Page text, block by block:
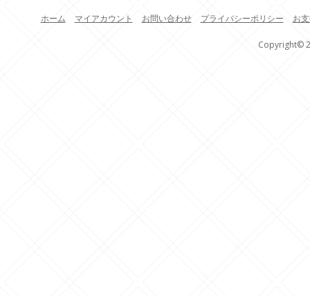
ホーム マイアカウント お問い合わせ プライバシーポリシー お
Copyright©